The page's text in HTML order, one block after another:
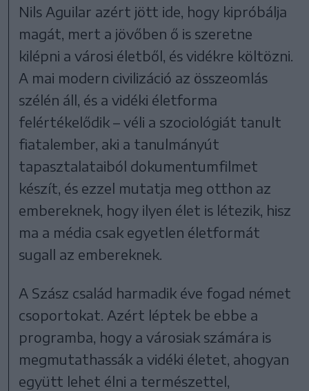
Nils Aguilar azért jött ide, hogy kipróbálja
magát, mert a jövőben ő is szeretne
kilépni a városi életből, és vidékre költözni.
A mai modern civilizáció az összeomlás
szélén áll, és a vidéki életforma
felértékelődik – véli a szociológiát tanult
fiatalember, aki a tanulmányút
tapasztalataiból dokumentumfilmet
készít, és ezzel mutatja meg otthon az
embereknek, hogy ilyen élet is létezik, hisz
ma a média csak egyetlen életformát
sugall az embereknek.
A Szász család harmadik éve fogad német
csoportokat. Azért léptek be ebbe a
programba, hogy a városiak számára is
megmutathassák a vidéki életet, ahogyan
együtt lehet élni a természettel,